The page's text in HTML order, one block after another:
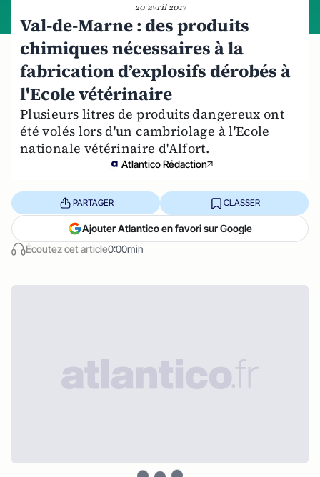
20 avril 2017
Val-de-Marne : des produits
chimiques nécessaires à la
fabrication d’explosifs dérobés à
l'Ecole vétérinaire
Plusieurs litres de produits dangereux ont
été volés lors d'un cambriolage à l'Ecole
nationale vétérinaire d'Alfort.
Atlantico Rédaction
Écoutez cet article0:00min
PARTAGER CLASSER
Ajouter Atlantico en favori sur Google